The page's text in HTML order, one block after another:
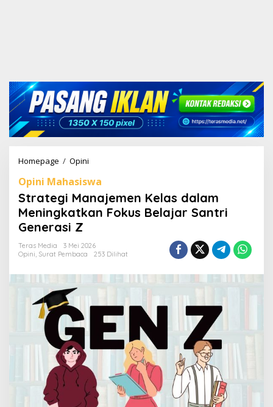
Homepage / Opini
r
a
t
e
M
e
K
l
s
Opini Mahasiswa
Strategi Manajemen Kelas dalam
Meningkatkan Fokus Belajar Santri
Generasi Z
Teras Media
3 Mei 2026
Opini, Surat Pembaca 253 Dilihat